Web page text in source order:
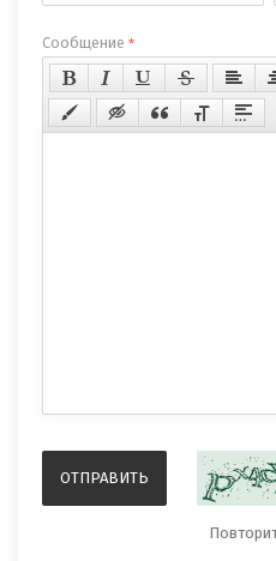
Сообщение *